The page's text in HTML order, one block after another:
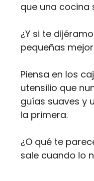
que una cocina
¿Y si te
pequeñas
Piensa en los
utensilio que
guías suaves y
la primera.
¿O qué te
sale cuando lo